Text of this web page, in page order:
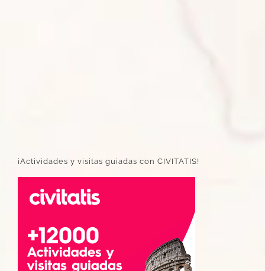
¡Actividades y visitas guiadas con CIVITATIS!